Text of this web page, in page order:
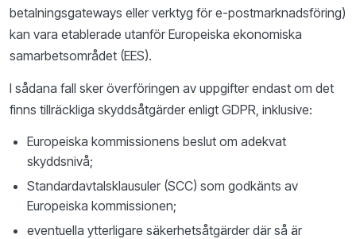
betalningsgateways eller verktyg för e-postmarknadsföring)
kan vara etablerade utanför Europeiska ekonomiska
samarbetsområdet (EES).
I sådana fall sker överföringen av uppgifter endast om det
finns tillräckliga skyddsåtgärder enligt GDPR, inklusive:
Europeiska kommissionens beslut om adekvat
skyddsnivå;
Standardavtalsklausuler (SCC) som godkänts av
Europeiska kommissionen;
eventuella ytterligare säkerhetsåtgärder där så är